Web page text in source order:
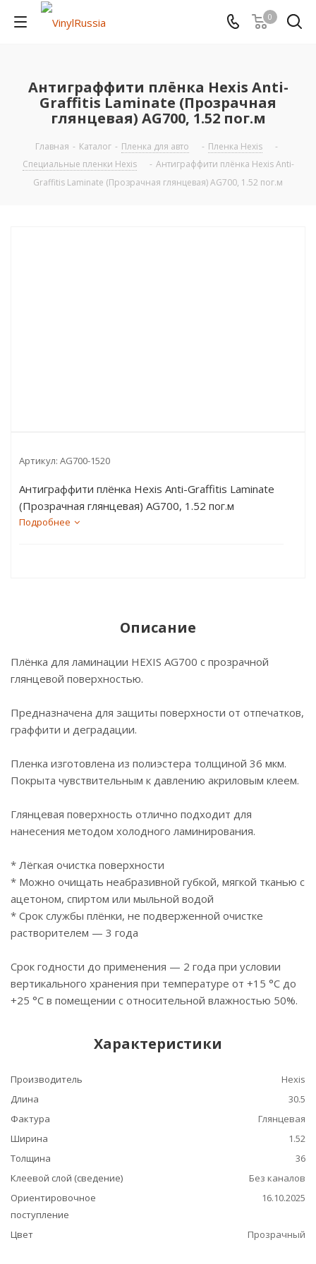
0
Антиграффити плёнка Hexis Anti-
Graffitis Laminate (Прозрачная
глянцевая) AG700, 1.52 пог.м
Главная - Каталог - Пленка для авто - Пленка Hexis
-
Специальные пленки Hexis
- Антиграффити плёнка Hexis Anti-
Graffitis Laminate (Прозрачная глянцевая) AG700, 1.52 пог.м
Артикул: AG700-1520
Антиграффити плёнка Hexis Anti-Graffitis Laminate
(Прозрачная глянцевая) AG700, 1.52 пог.м
Подробнее
Описание
Плёнка для ламинации HEXIS AG700 с прозрачной
глянцевой поверхностью.
Предназначена для защиты поверхности от отпечатков,
граффити и деградации.
Пленка изготовлена из полиэстера толщиной 36 мкм.
Покрыта чувствительным к давлению акриловым клеем.
Глянцевая поверхность отлично подходит для
нанесения методом холодного ламинирования.
* Лёгкая очистка поверхности
* Можно очищать неабразивной губкой, мягкой тканью с
ацетоном, спиртом или мыльной водой
* Срок службы плёнки, не подверженной очистке
растворителем — 3 года
Срок годности до применения — 2 года при условии
вертикального хранения при температуре от +15 °C до
+25 °C в помещении с относительной влажностью 50%.
Характеристики
Производитель
Hexis
Длина
30.5
Фактура
Глянцевая
Ширина
1.52
Толщина
36
Клеевой слой (сведение)
Без каналов
Ориентировочное
поступление
16.10.2025
Цвет Прозрачный